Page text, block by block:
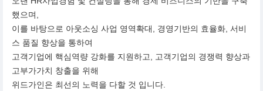
했으며,
이를 바탕으로 아웃소싱 사업 영역확대, 경영기반의 효율화, 서비
스 품질 향상을 통하여
고객기업에 핵심역량 강화를 지원하고, 고객기업의 경쟁력 향상과
고부가가치 창출을 위해
위드가인은 최선의 노력을 다할 것 입니다.